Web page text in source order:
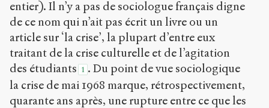
entier). Il n’y a pas de sociologue français digne
de ce nom qui n’ait pas écrit un livre ou un
article sur ‘la crise’, la plupart d’entre eux
traitant de la crise culturelle et de l’agitation
des étudiants 1 . Du point de vue sociologique
la crise de mai 1968 marque, rétrospectivement,
quarante ans après, une rupture entre ce que les